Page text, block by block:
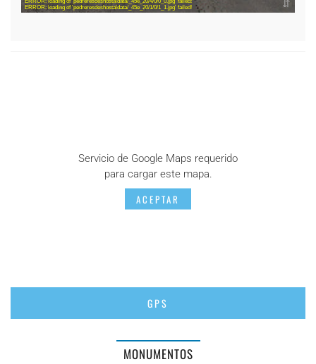
Servicio de Google Maps requerido
para cargar este mapa.
ACEPTAR
GPS
MONUMENTOS